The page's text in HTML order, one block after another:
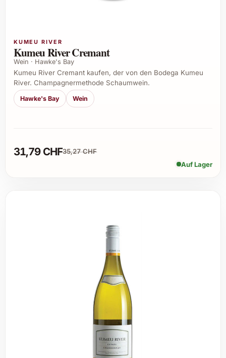
KUMEU RIVER
Kumeu River Cremant
Wein · Hawke's Bay
Kumeu River Cremant kaufen, der von den Bodega Kumeu
River. Champagnermethode Schaumwein.
Hawke's Bay Wein
31,79 CHF35,27 CHF
Auf Lager